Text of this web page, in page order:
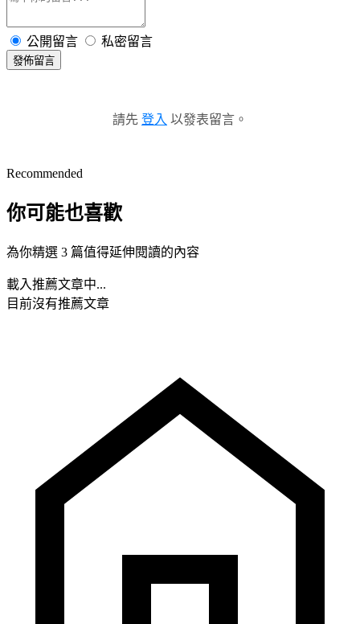
公開留言 私密留言
發佈留言
請先 登入 以發表留言。
Recommended
你可能也喜歡
為你精選 3 篇值得延伸閱讀的內容
載入推薦文章中...
目前沒有推薦文章